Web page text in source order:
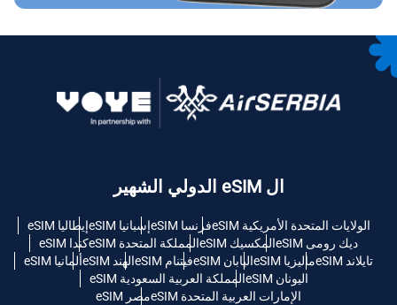
ال eSIM الدولي الشهير
الولايات المتحدة الأمريكية eSIM فرنسا eSIM إسبانيا eSIM
إيطاليا eSIM
ديك رومى eSIM
المكسيك eSIM المملكة المتحدة eSIM
كندا eSIM
تايلاند eSIM
ماليزيا eSIM اليابان eSIM فيتنام eSIM الهند eSIM
ألمانيا eSIM
اليونان eSIM
المملكة العربية السعودية eSIM
الإمارات العربية المتحدة eSIM
مصر eSIM